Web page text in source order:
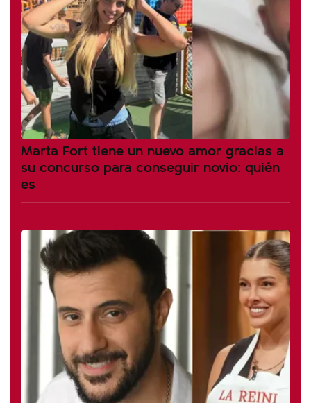
Marta Fort tiene un nuevo amor gracias a
su concurso para conseguir novio: quién
es